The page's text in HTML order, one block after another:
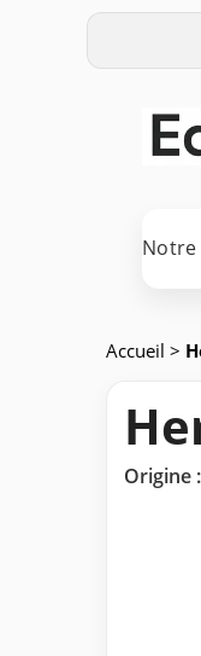
Notre
Accueil >
Origine :